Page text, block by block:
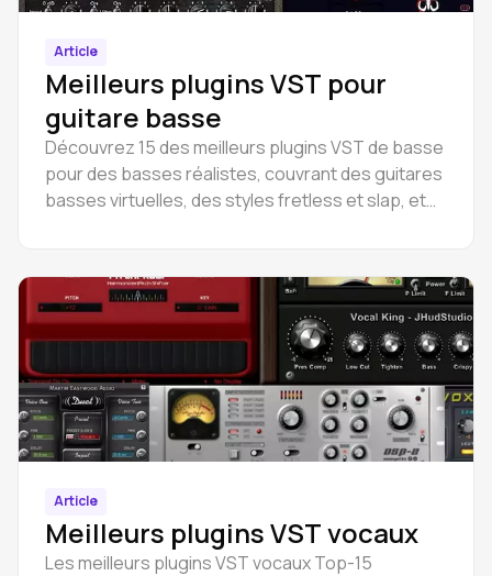
Article
Meilleurs plugins VST pour
guitare basse
Découvrez 15 des meilleurs plugins VST de basse
pour des basses réalistes, couvrant des guitares
basses virtuelles, des styles fretless et slap, et
Article
Meilleurs plugins VST vocaux
Les meilleurs plugins VST vocaux Top-15